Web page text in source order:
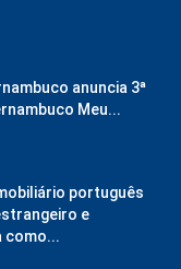
anuncia 3ª
Meu...
português
e
como...